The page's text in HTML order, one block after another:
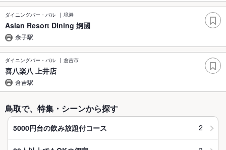
ダイニングバー・バル 境港
Asian Resort Dining 婀國
余子駅
ダイニングバー・バル 倉吉市
喜八楽八 上井店
倉吉駅
鳥取で、特集・シーンから探す
5000円台の飲み放題付コース 2